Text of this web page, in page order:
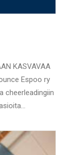
KASVAVAA
Espoo ry
cheerleadingiin